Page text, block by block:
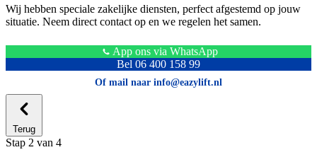
Wij hebben speciale zakelijke diensten, perfect afgestemd op jouw
situatie. Neem direct contact op en we regelen het samen.
App ons via WhatsApp
Bel 06 400 158 99
Of mail naar info@eazylift.nl
Terug
Stap 2 van 4